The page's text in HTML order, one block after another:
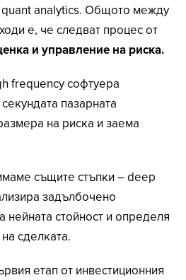
analytics. Общото между
е, че следват процес от
и управление на риска.
frequency софтуера
пазарната
на риска и заема
същите стъпки – deep
задълбочено
нейната стойност и определя
сделката.
етап от инвестиционния